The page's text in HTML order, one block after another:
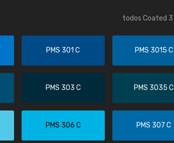
todos Coated 3
PMS 301 C PMS 3015 C
PMS 303 C PMS 3035 C
PMS 306 C PMS 307 C